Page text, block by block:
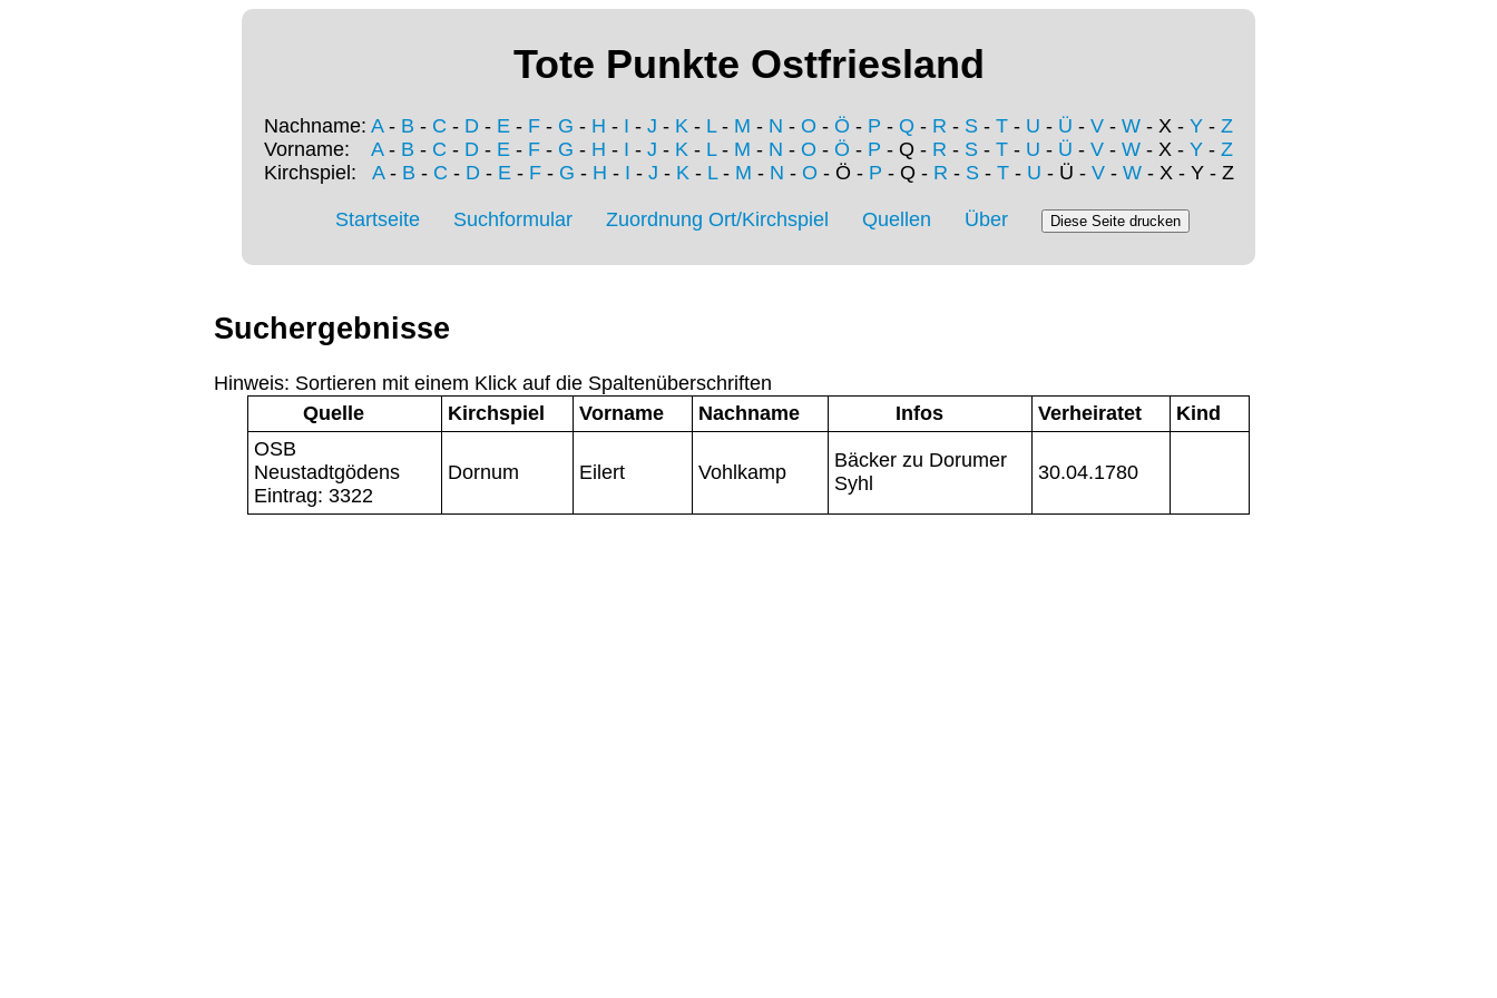
Tote Punkte Ostfriesland
Nachname: A- B - C - D - E - F - G - H - I - J - K - L- M - N - O - Ö - P - Q - R - S - T - U - Ü - V - W - X - Y - Z
Vorname: A- B - C - D - E - F - G - H - I - J - K - L- M - N - O - Ö - P - Q - R - S - T - U - Ü - V - W - X - Y - Z
Kirchspiel: A- B - C - D- E- F- G - H - I - J - K- L- M - N - O - Ö - P - Q - R - S- T- U - Ü - V- W- X - Y - Z
Startseite Suchformular Zuordnung Ort/Kirchspiel Quellen Über
Suchergebnisse
Hinweis: Sortieren mit einem Klick auf die Spaltenüberschriften
Quelle
Kirchspiel Vorname Nachname Infos Verheiratet
Kind
OSB
Neustadtgödens
Eintrag: 3322
Dornum Eilert Vohlkamp
Bäcker zu Dorumer
Syhl
30.04.1780